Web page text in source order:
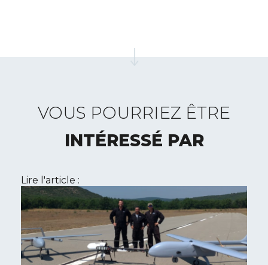
VOUS POURRIEZ ÊTRE
INTÉRESSÉ PAR
Lire l'article :